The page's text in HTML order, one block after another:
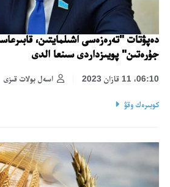
دەپۋتات "تەرەزەسى اشىلمايتىن،
جۇرەتىن" پويىزداردى سىنعا الدى
اسەل بولات قىزى 06:10، 11 قازان 2023
كوبىرەك وقۋ